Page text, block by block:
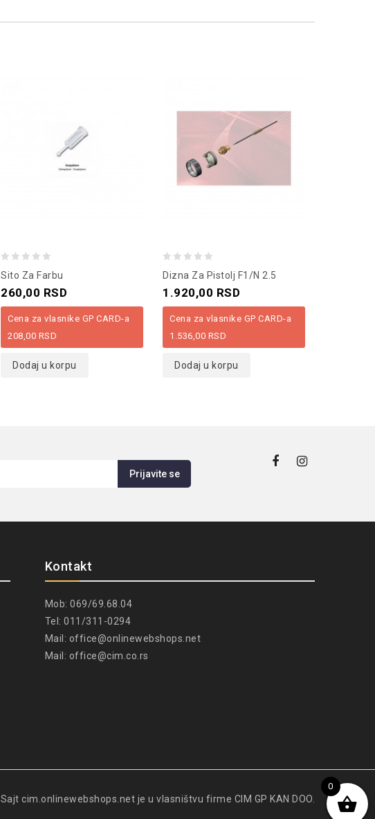
Sito Za Farbu
260,00 RSD
Cena za vlasnike GP CARD-a
208,00 RSD
Dodaj u korpu
Dizna Za Pistolj F1/N 2.5
1.920,00 RSD
Cena za vlasnike GP CARD-a
1.536,00 RSD
Dodaj u korpu
Kontakt
Mob: 069/69.68.04
Tel: 011/311-0294
Mail: office@onlinewebshops.net
Mail: office@cim.co.rs
Sajt cim.onlinewebshops.net je u vlasništvu firme CIM GP KAN DOO.
0